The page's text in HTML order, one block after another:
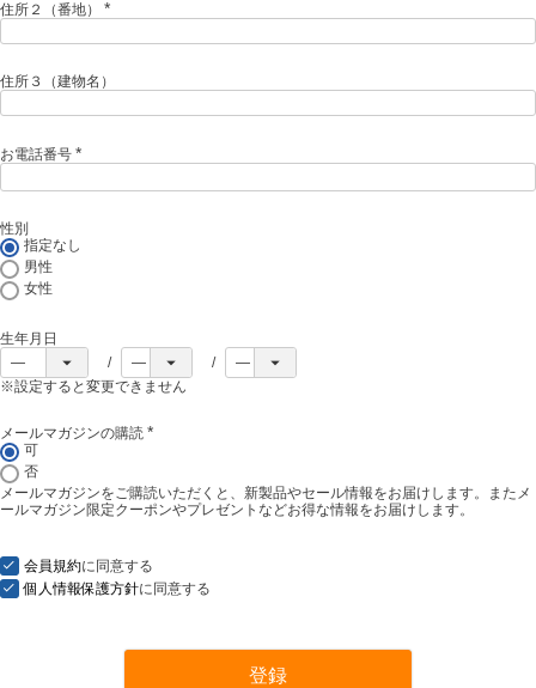
住所２（番地）
必
)
住所３（建物名）
お電話番号
必
性別
指定なし
男性
女性
生年月日
※設定すると変更できません
メールマガジンの購読
須
)
可
否
メールマガジンをご購読いただくと、新製品やセール情報をお届けします。またメ
ールマガジン限定クーポンやプレゼントなどお得な情報をお届けします。
会員規約に同意する
個人情報保護方針に同意する
登録